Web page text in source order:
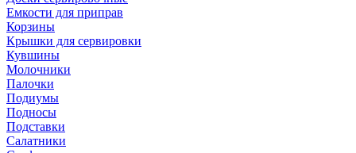
Емкости для приправ
Корзины
Крышки для сервировки
Кувшины
Молочники
Палочки
Подиумы
Подносы
Подставки
Салатники